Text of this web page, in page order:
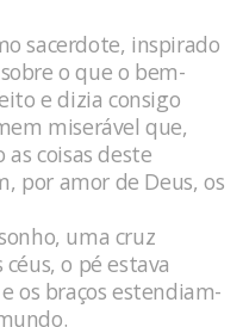
sacerdote, inspirado
o que o bem-
e dizia consigo
miserável que,
as coisas deste
por amor de Deus, os
uma cruz
o pé estava
os braços estendiam-